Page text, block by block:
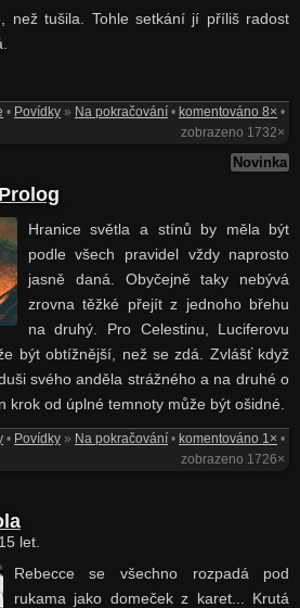
než tušila. Tohle setkání jí příliš radost
• Povídky » Na pokračování • komentováno 8× •
zobrazeno 1732×
Novinka
Hranice světla a stínů by měla být
podle všech pravidel vždy naprosto
jasně daná. Obyčejně taky nebývá
zrovna těžké přejít z jednoho břehu
na druhý. Pro Celestinu, Luciferovu
být obtížnější, než se zdá. Zvlášť když
svého anděla strážného a na druhé o
krok od úplné temnoty může být ošidné.
• Povídky » Na pokračování • komentováno 1× •
zobrazeno 1726×
let.
Rebecce se všechno rozpadá pod
rukama jako domeček z karet... Krutá